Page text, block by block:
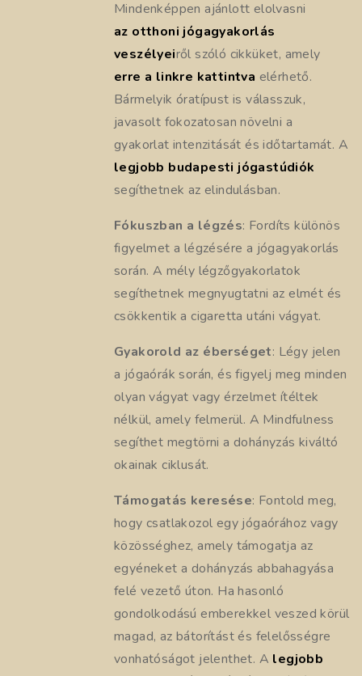
Mindenképpen ajánlott elolvasni
az otthoni jógagyakorlás
veszélyeiről szóló cikküket, amely
erre a linkre kattintva elérhető.
Bármelyik óratípust is válasszuk,
javasolt fokozatosan növelni a
gyakorlat intenzitását és időtartamát. A
legjobb budapesti jógastúdiók
segíthetnek az elindulásban.
Fókuszban a légzés: Fordíts különös
figyelmet a légzésére a jógagyakorlás
során. A mély légzőgyakorlatok
segíthetnek megnyugtatni az elmét és
csökkentik a cigaretta utáni vágyat.
Gyakorold az éberséget: Légy jelen
a jógaórák során, és figyelj meg minden
olyan vágyat vagy érzelmet ítéltek
nélkül, amely felmerül. A Mindfulness
segíthet megtörni a dohányzás kiváltó
okainak ciklusát.
Támogatás keresése: Fontold meg,
hogy csatlakozol egy jógaórához vagy
közösséghez, amely támogatja az
egyéneket a dohányzás abbahagyása
felé vezető úton. Ha hasonló
gondolkodású emberekkel veszed körül
magad, az bátorítást és felelősségre
vonhatóságot jelenthet. A legjobb